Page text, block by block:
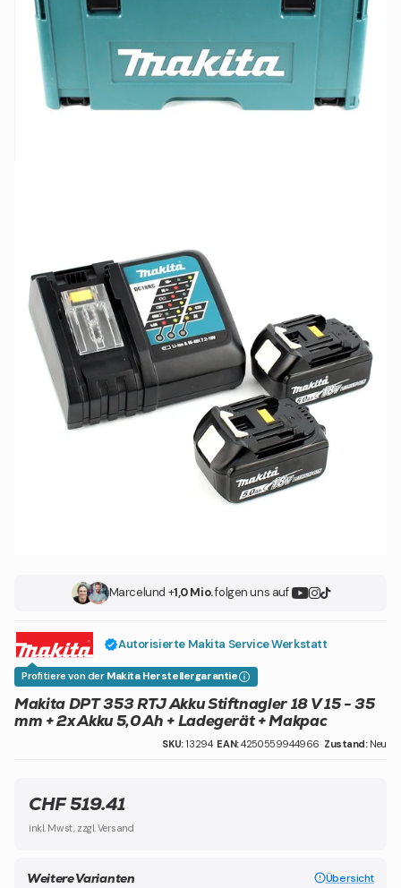
Marcelund +1,0 Mio.folgen uns auf
Autorisierte Makita Service Werkstatt
Profitiere von der Makita Herstellergarantie
Makita DPT 353 RTJ Akku Stiftnagler 18 V 15 - 35
mm + 2x Akku 5,0 Ah + Ladegerät + Makpac
SKU:13294 EAN:4250559944966 Zustand: Neu
CHF 519.41
inkl. Mwst, zzgl. Versand
Weitere Varianten Übersicht